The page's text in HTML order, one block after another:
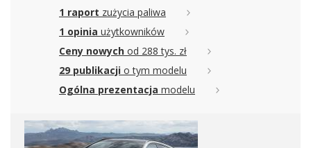
1 raport zużycia paliwa
1 opinia użytkowników
Ceny nowych od 288 tys. zł
29 publikacji o tym modelu
Ogólna prezentacja modelu